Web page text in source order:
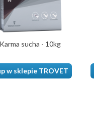
sucha - 10kg
w sklepie TROVET